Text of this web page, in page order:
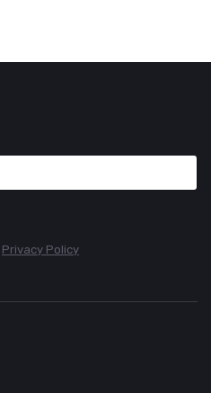
Privacy Policy